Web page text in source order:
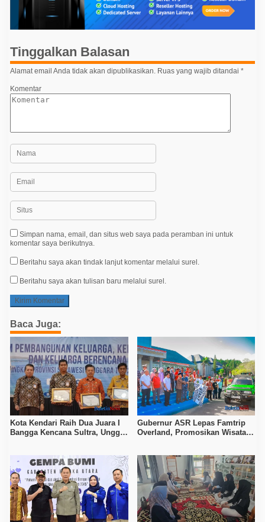
i
p
o
s
Tinggalkan Balasan
Alamat email Anda tidak akan dipublikasikan. Ruas yang wajib ditandai *
Komentar
Simpan nama, email, dan situs web saya pada peramban ini untuk
komentar saya berikutnya.
Beritahu saya akan tindak lanjut komentar melalui surel.
Beritahu saya akan tulisan baru melalui surel.
Baca Juga:
Kota Kendari Raih Dua Juara I
Bangga Kencana Sultra, Unggul
Gubernur ASR Lepas Famtrip
Overland, Promosikan Wisata